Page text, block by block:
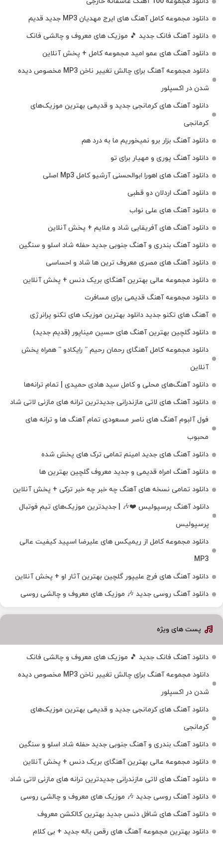
دانلود مجموعه کامل آهنگ های ایرج مهدیان MP3 جدید قدیم
دانلود آهنگ فانک جدید 🎵 موزیک‌ های معروف و چالشی فانک
دانلود آهنگ های عمو امید مجموعه کامل + پخش آنلاین
دانلود مجموعه آهنگ برای چالش تغییر ناخن MP3 مخصوص دیده
شدن در اکسپلور
دانلود آهنگ‌ های کرمانجی جدید و قدیمی بهترین موزیک‌های
کرمانجی
دانلود آهنگ بزار برو نمیخوریم ما به درد هم
دانلود آهنگ پوری و مهیار برای تو
دانلود آهنگ های اهورا ابوالحسنی آرشیو کامل Mp3 اصلی
دانلود آهنگ اردلان دو قطبی
دانلود آهنگ های علی نواب
دانلود آهنگ های آفریقایی شاد و ملایم + پخش آنلاین
دانلود آهنگ بندری و آهنگ جنوبی جدید حفله شاد اسلو و سنگین
دانلود آهنگ های مصری معروف ترین ها شاد و احساسی
دانلود مجموعه عالی بهترین آهنگای بریک دنس + پخش آنلاین
دانلود مجموعه آهنگ قدیمی برای مسافرت
آهنگ های تکنو جدید دانلود بهترین موزیک های تکنو پرانرژی
دانلود گلچین بهترین آهنگ های حسین میناپور (قدیم جدید)
دانلود مجموعه کامل آهنگای رحمان رحیم ” رایکادو ” همراه پخش
آنلاین
دانلود آهنگ‌های محلی و کامل سید هادی حمیدی | تمام ترانه‌ها
دانلود آهنگ‌ های لاتی مازندرانی جدیدترین ترانه های مازنی لاتی شاد
فول آلبوم آهنگ‌ های ناصر مسعودی تمام آهنگ‌ ها و ترانه‌ های
محبوب
دانلود آهنگ های جدید امینم تمامی ترک های پخش شده
دانلود آهنگ امراه قدیمی و جدید معروف گلچین بهترین ها
دانلود تمامی نسخه های آهنگ چه خبر چه خبر ترکی + پخش آنلاین
دانلود آهنگ پرسپولیس ❤️🎶 | جدیدترین موزیک‌های تیم فوتبال
پرسپولیس
دانلود مجموعه کامل از ریمیکس های علیرضا اسپید کیفیت عالی
MP3
دانلود آهنگ های فرج علیپور گلچین بهترین آثار او + پخش آنلاین
دانلود آهنگ روسی جدید 🎶 موزیک‌ های معروف و چالشی روسی
پست های ویژه
دانلود آهنگ فانک جدید 🎵 موزیک‌ های معروف و چالشی فانک
دانلود مجموعه آهنگ برای چالش تغییر ناخن MP3 مخصوص دیده
شدن در اکسپلور
دانلود آهنگ‌ های کرمانجی جدید و قدیمی بهترین موزیک‌های
کرمانجی
دانلود آهنگ بندری و آهنگ جنوبی جدید حفله شاد اسلو و سنگین
دانلود مجموعه عالی بهترین آهنگای بریک دنس + پخش آنلاین
دانلود آهنگ‌ های لاتی مازندرانی جدیدترین ترانه های مازنی لاتی شاد
دانلود آهنگ روسی جدید 🎶 موزیک‌ های معروف و چالشی روسی
دانلود آهنگ های شافل دنس جدید بهترین کالکشن معروف
دانلود بهترین مجموعه آهنگ های رقص باله جدید + بی کلام